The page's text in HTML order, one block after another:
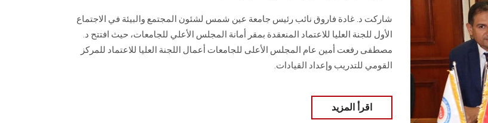
شاركت د. غادة فاروق نائب رئيس جامعة عين شمس لشئون المجتمع والبيئة في الاجتماع
الأول للجنة العليا للاعتماد المنعقدة بمقر أمانة المجلس الأعلي للجامعات، حيث افتتح د.
مصطفى رفعت أمين عام المجلس الأعلى للجامعات أعمال اللجنة العليا للاعتماد للمركز
القومي للتدريب وإعداد القيادات.
اقرأ المزيد